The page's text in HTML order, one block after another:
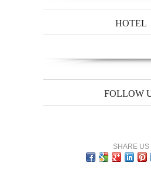
HOTEL
FOLLOW
SHARE US